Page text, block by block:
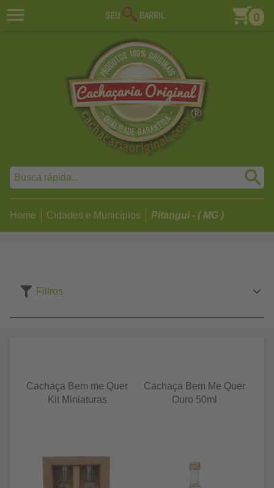
0
Home Cidades e Municípios Pitangui - ( MG )
Filtros
Cachaça Bem me Quer
Kit Miniaturas
Cachaça Bem Me Quer
Ouro 50ml